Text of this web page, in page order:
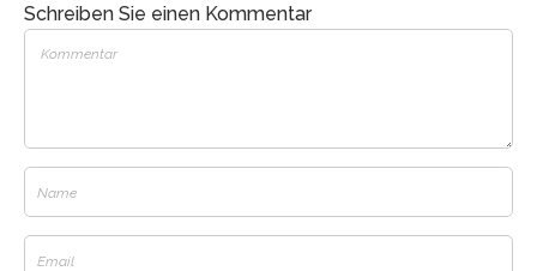
Schreiben Sie einen Kommentar